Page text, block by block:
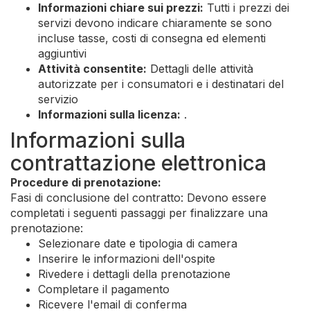
Informazioni chiare sui prezzi: Tutti i prezzi dei
servizi devono indicare chiaramente se sono
incluse tasse, costi di consegna ed elementi
aggiuntivi
Attività consentite: Dettagli delle attività
autorizzate per i consumatori e i destinatari del
servizio
Informazioni sulla licenza: .
Informazioni sulla
contrattazione elettronica
Procedure di prenotazione:
Fasi di conclusione del contratto: Devono essere
completati i seguenti passaggi per finalizzare una
prenotazione:
Selezionare date e tipologia di camera
Inserire le informazioni dell'ospite
Rivedere i dettagli della prenotazione
Completare il pagamento
Ricevere l'email di conferma